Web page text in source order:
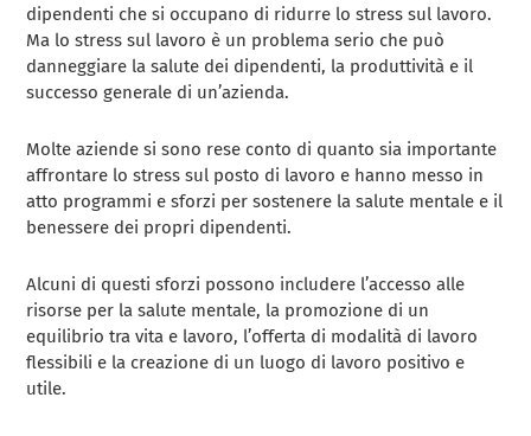
dipendenti che si occupano di ridurre lo stress sul lavoro.
Ma lo stress sul lavoro è un problema serio che può
danneggiare la salute dei dipendenti, la produttività e il
successo generale di un’azienda.
Molte aziende si sono rese conto di quanto sia importante
affrontare lo stress sul posto di lavoro e hanno messo in
atto programmi e sforzi per sostenere la salute mentale e il
benessere dei propri dipendenti.
Alcuni di questi sforzi possono includere l’accesso alle
risorse per la salute mentale, la promozione di un
equilibrio tra vita e lavoro, l’offerta di modalità di lavoro
flessibili e la creazione di un luogo di lavoro positivo e
utile.